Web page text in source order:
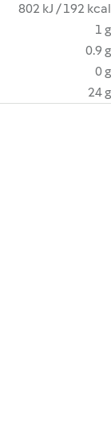
802 kJ / 192 kcal
1 g
0.9 g
0 g
24 g